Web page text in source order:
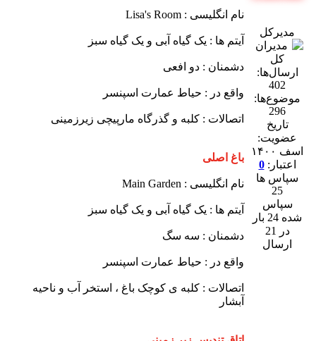
مدیرکل
ارسال‌ها:
402
موضوع‌ها:
296
تاریخ
عضویت:
اسف ۱۴۰۰
اعتبار:0
سپاس ها
25
سپاس
شده 24 بار
در 21
ارسال
نام انگلیسی : Lisa's Room
آیتم ها : یک گیاه آبی و یک گیاه سبز
دشمنان : دو افعی
واقع در : حیاط عمارت اسپنسر
اتصالات : کلبه و گذرگاه مارپیچی زیرزمینی
باغ اصلی
نام انگلیسی : Main Garden
آیتم ها : یک گیاه آبی و یک گیاه سبز
دشمنان : سه سگ
واقع در : حیاط عمارت اسپنسر
اتصالات : کلبه ی کوچک باغ ، استخر آب و ناحیه
آبشار